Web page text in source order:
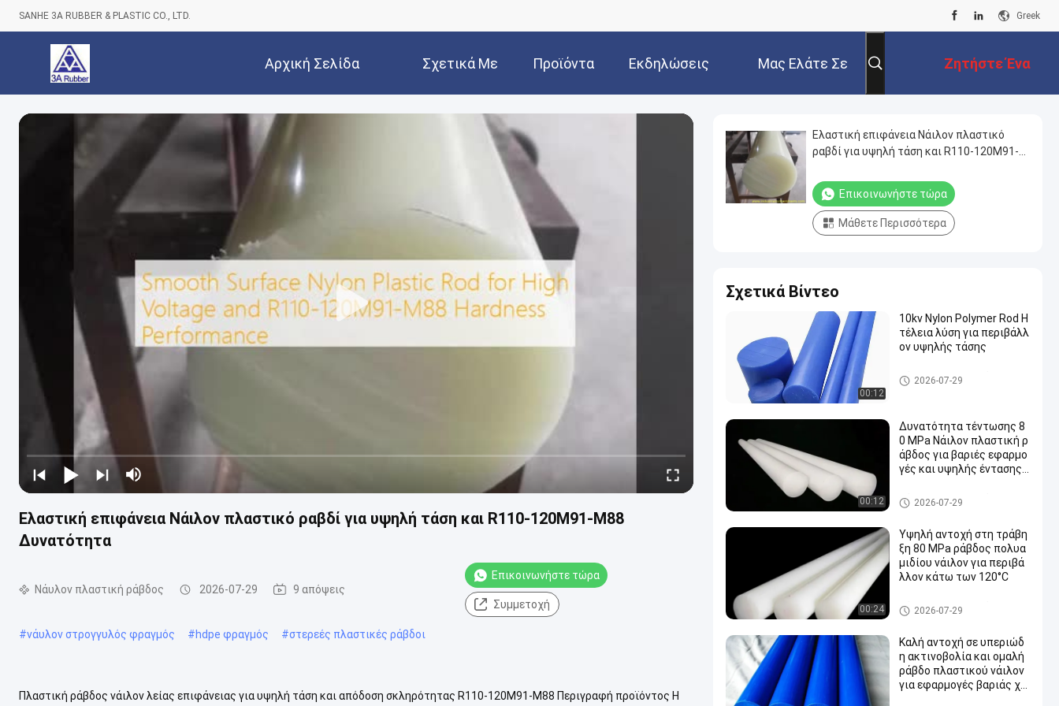
SANHE 3A RUBBER & PLASTIC CO., LTD. Greek
Αρχική Σελίδα Σχετικά Με
Εμάς
Προϊόντα Εκδηλώσεις Μας Ελάτε Σε
Επαφή Με
Ζητήστε Ένα
Απόσπασμα
Ελαστική επιφάνεια Νάιλον πλαστικό ραβδί για υψηλή τάση και R110-120M91-M88
Δυνατότητα
Νάυλον πλαστική ράβδος 2026-07-29 9 απόψεις
Επικοινωνήστε τώρα
Συμμετοχή
#νάυλον στρογγυλός φραγμός #hdpe φραγμός #στερεές πλαστικές ράβδοι
Πλαστική ράβδος νάιλον λείας επιφάνειας για υψηλή τάση και απόδοση σκληρότητας R110-120M91-M88 Περιγραφή προϊόντος Η
Ελαστική επιφάνεια Νάιλον πλαστικό
ραβδί για υψηλή τάση και R110-120M91-
Επικοινωνήστε τώρα
Μάθετε Περισσότερα
Σχετικά Βίντεο
00:12
10kv Nylon Polymer Rod Η
τέλεια λύση για περιβάλλ
ον υψηλής τάσης
Νάυλον πλαστική ράβδος
2026-07-29
00:12
Δυνατότητα τέντωσης 8
0 MPa Νάιλον πλαστική ρ
άβδος για βαριές εφαρμο
γές και υψηλής έντασης
Νάυλον πλαστική ράβδος
2026-07-29
00:24
Υψηλή αντοχή στη τράβη
ξη 80 MPa ράβδος πολυα
μιδίου νάιλον για περιβά
λλον κάτω των 120°C
Νάυλον πλαστική ράβδος
2026-07-29
Καλή αντοχή σε υπεριώδ
η ακτινοβολία και ομαλή
ράβδο πλαστικού νάιλον
για εφαρμογές βαριάς χρ